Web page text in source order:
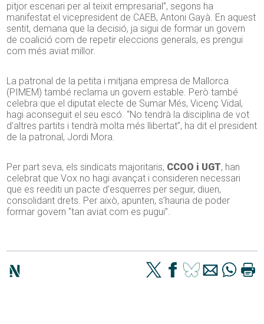
pitjor escenari per al teixit empresarial”, segons ha
manifestat el vicepresident de CAEB, Antoni Gayà. En aquest
sentit, demana que la decisió, ja sigui de formar un govern
de coalició com de repetir eleccions generals, es prengui
com més aviat millor.
La patronal de la petita i mitjana empresa de Mallorca
(PIMEM) també reclama un govern estable. Però també
celebra que el diputat electe de Sumar Més, Vicenç Vidal,
hagi aconseguit el seu escó. “No tendrà la disciplina de vot
d’altres partits i tendrà molta més llibertat”, ha dit el president
de la patronal, Jordi Mora.
Per part seva, els sindicats majoritaris, CCOO i UGT, han
celebrat que Vox no hagi avançat i consideren necessari
que es reediti un pacte d’esquerres per seguir, diuen,
consolidant drets. Per això, apunten, s’hauria de poder
formar govern “tan aviat com es pugui”.